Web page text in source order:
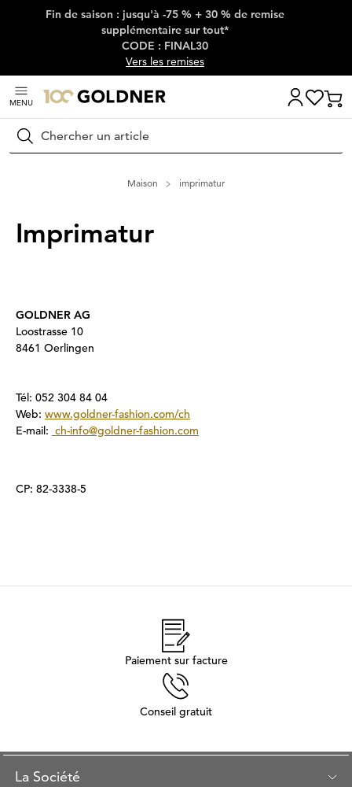
Passer la navigation, aller directement au contenu
Fin de saison : jusqu'à -75 % + 30 % de remise
supplémentaire sur tout*
CODE : FINAL30
Vers les remises
MENU
Rechercher
Maison imprimatur
Imprimatur
GOLDNER AG
Loostrasse 10
8461 Oerlingen
Tél: 052 304 84 04
Web: www.goldner-fashion.com/ch
E-mail: ch-info@goldner-fashion.com
CP: 82-3338-5
Paiement sur facture
Conseil gratuit
La Société